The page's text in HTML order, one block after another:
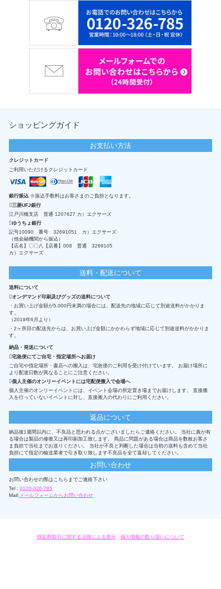
ショッピングガイド
お支払い方法
クレジットカード
ご利用いただけるクレジットカード
銀行振込 ※振込手数料はお客さまのご負担となります。
三菱UFJ銀行
江戸川橋支店 普通 1207627 カ）エクサーズ
ゆうちょ銀行
記号10090 番号 32691051 カ）エクサーズ
（他金融機関から振込）
【店名】〇〇八【店番】008 普通 3269105
カ）エクサーズ
送料・配送について
送料について
オンデマンド印刷及びグッズの送料について
・お買い上げ金額が5,000円未満の場合には、配送先の地域に応じて別途送料がかかりま
す。
（2019年6月より）
・2ヶ所目の配送先からは、お買い上げ金額にかかわらず地域に応じて別途送料がかかりま
す。
納品・発送について
宅急便にてご自宅・指定場所へお届け
ご自宅や指定場所・書店への搬入は、宅急便のご利用を受け付けています。 お届け場所に
より配達日数が異なることにご注意ください。
個人主催のオンリーイベントには宅配便搬入で会場へ
個人主催のオンリーイベントには、イベント会場の所定置き場までお届けします。 直接搬
入を行っていないイベントに対し、直接搬入の代わりにご利用ください。
返品について
納品後1週間以内に、不良品と思われる点がございましたらご連絡ください。 当社に責が有
る場合は製品の修復又は再印刷加工致します。 商品に問題がある場合は商品を数枚お客さ
ま負担で当社までお送りください。 当社が不良と判断した場合は当初の送料も含めて当社
負担にて指定の輸送業者で引き取り致します不良品を全て返却してください。
お問い合わせ
お問い合わせの際はこちらまでご連絡下さい
Tel : 0120-326-785
Mail: メールフォームからお問い合わせ
特定商取引に関する法律による表示/ 個人情報の取り扱いについて